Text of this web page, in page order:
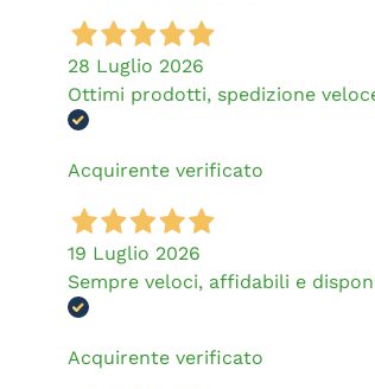
28 Luglio 2026
Ottimi prodotti, spedizione
Acquirente verificato
19 Luglio 2026
Sempre veloci, affidabili e
Acquirente verificato